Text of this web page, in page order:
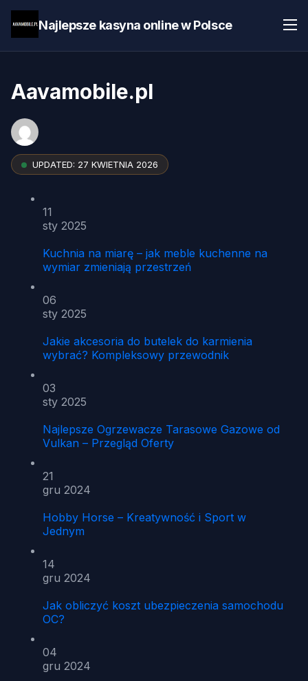
Najlepsze kasyna online w Polsce
Aavamobile.pl
UPDATED: 27 KWIETNIA 2026
11
sty 2025
Kuchnia na miarę – jak meble kuchenne na
wymiar zmieniają przestrzeń
06
sty 2025
Jakie akcesoria do butelek do karmienia
wybrać? Kompleksowy przewodnik
03
sty 2025
Najlepsze Ogrzewacze Tarasowe Gazowe od
Vulkan – Przegląd Oferty
21
gru 2024
Hobby Horse – Kreatywność i Sport w
Jednym
14
gru 2024
Jak obliczyć koszt ubezpieczenia samochodu
OC?
04
gru 2024